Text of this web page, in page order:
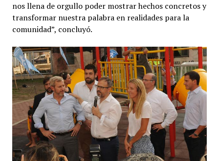
nos llena de orgullo poder mostrar hechos concretos y
transformar nuestra palabra en realidades para la
comunidad”, concluyó.